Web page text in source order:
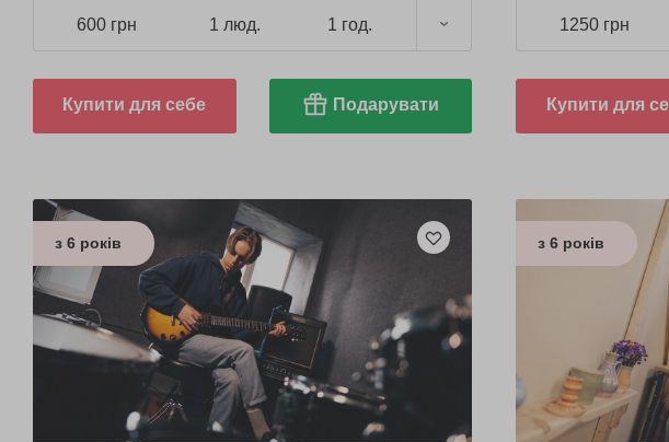
600 грн 1 люд. 1 год.
Купити для себе Подарувати
1250 грн
Купити для
з 6 років з 6 років